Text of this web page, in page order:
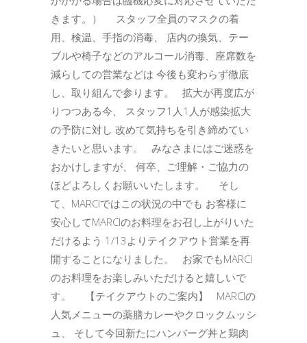
きます。） スタッフ全員のマスクの着
用、検温、手指の消毒、 店内の換気、テー
ブルや椅子などのアルコール消毒、座席数を
減らしての営業などは 今後も変わらず徹底
し、取り組んで参ります。 拡大が再度広が
りつつある今、 スタッフ1人1人が感染拡大
の予防に対し 改めて気持ちを引き締めてい
きたいと思います。 みなさまにはご迷惑を
おかけしますが、 何卒、ご理解・ご協力の
ほどよろしくお願いいたします。 そし
て、MARCIではこの状況の中でも お客様に
安心してMARCIのお料理をお召し上がりいた
だけるよう 1/13よりテイクアウト営業を再
開することになりました。 お家でもMARCI
のお料理をお楽しみいただけると嬉しいで
す。 【テイクアウトのご案内】 MARCIの
人気メニューの薬膳カレーやクロックムッシ
ュ、 そして今回新たにハンバーグ丼と鶏肉